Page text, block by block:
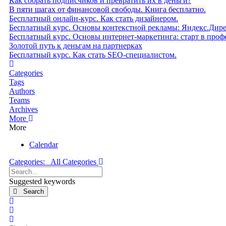
В пяти шагах от финансовой свободы. Книга бесплатно.
Бесплатный онлайн-курс. Как стать дизайнером.
Бесплатный курс. Основы контекстной рекламы:
Бесплатный курс. Основы интернет-маркетинга: старт в
Золотой путь к деньгам на партнерках
Бесплатный курс. Как стать SEO‑специалистом.
Categories
Tags
Authors
Teams
Archives
More
More
Calendar
Categories:
All Categories
Search...
Suggested keywords
Search